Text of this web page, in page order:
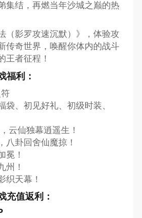
集结，再燃当年沙城之巅的热
（影罗攻速沉默）》，体验攻
传奇世界，唤醒你体内的战斗
王者征程！
福利：
、初见好礼、初级时装、
云仙独幕逍遥生！
卦回舍仙魔掠！
冕！
州！
织天幕！
充值返利：